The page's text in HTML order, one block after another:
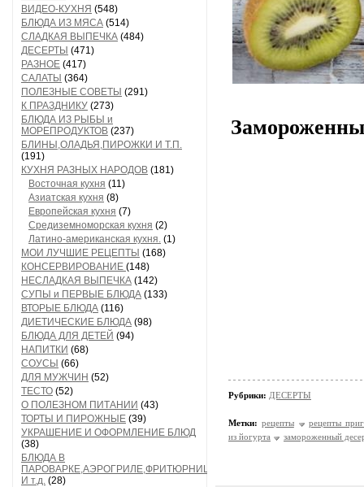
ВИДЕО-КУХНЯ (548)
БЛЮДА ИЗ МЯСА (514)
СЛАДКАЯ ВЫПЕЧКА (484)
ДЕСЕРТЫ (471)
РАЗНОЕ (417)
САЛАТЫ (364)
ПОЛЕЗНЫЕ СОВЕТЫ (291)
К ПРАЗДНИКУ (273)
БЛЮДА ИЗ РЫБЫ и
МОРЕПРОДУКТОВ (237)
БЛИНЫ,ОЛАДЬЯ,ПИРОЖКИ И Т.П.
(191)
КУХНЯ РАЗНЫХ НАРОДОВ (181)
Восточная кухня (11)
Азиатская кухня (8)
Европейская кухня (7)
Средиземноморская кухня (2)
Латино-американская кухня. (1)
МОИ ЛУЧШИЕ РЕЦЕПТЫ (168)
КОНСЕРВИРОВАНИЕ (148)
НЕСЛАДКАЯ ВЫПЕЧКА (142)
СУПЫ и ПЕРВЫЕ БЛЮДА (133)
ВТОРЫЕ БЛЮДА (116)
ДИЕТИЧЕСКИЕ БЛЮДА (98)
БЛЮДА ДЛЯ ДЕТЕЙ (94)
НАПИТКИ (68)
СОУСЫ (66)
ДЛЯ МУЖЧИН (52)
ТЕСТО (52)
О ПОЛЕЗНОМ ПИТАНИИ (43)
ТОРТЫ И ПИРОЖНЫЕ (39)
УКРАШЕНИЕ И ОФОРМЛЕНИЕ БЛЮД
(38)
БЛЮДА В
ПАРОВАРКЕ,АЭРОГРИЛЕ,ФРИТЮРНИЦЕ
И т.д. (28)
Рубрики: ДЕСЕРТЫ
Метки: рецепты
рецепты
из йогурта
замороженный